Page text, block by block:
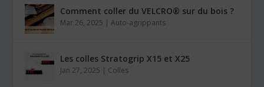
Comment coller du VELCRO® sur du bois ?
Mar 26, 2025 |Auto-agrippants
Les colles Stratogrip X15 et X25
Jan 27, 2025 | Colles